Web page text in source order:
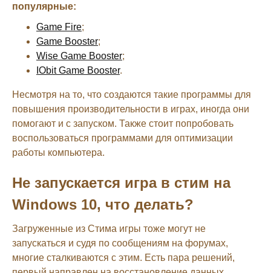
популярные:
Game Fire;
Game Booster;
Wise Game Booster;
IObit Game Booster.
Несмотря на то, что создаются такие программы для
повышения производительности в играх, иногда они
помогают и с запуском. Также стоит попробовать
воспользоваться программами для оптимизации
работы компьютера.
Не запускается игра в стим на
Windows 10, что делать?
Загруженные из Стима игры тоже могут не
запускаться и судя по сообщениям на форумах,
многие сталкиваются с этим. Есть пара решений,